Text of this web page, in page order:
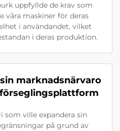
uppfyllde de krav som
våra maskiner för deras
i användandet, vilket
i deras produktion.
marknadsnärvaro
som ville expandera sin
på grund av